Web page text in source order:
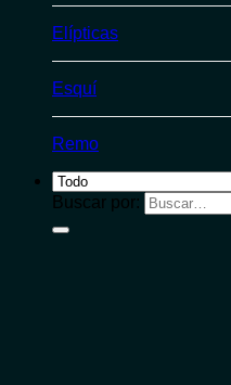
Elípticas
Esquí
Remo
Buscar por: